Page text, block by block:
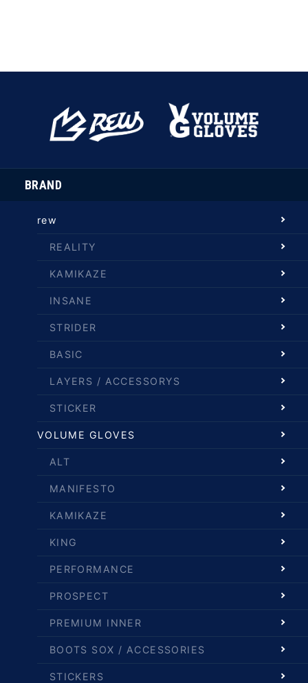
BRAND
rew
REALITY
KAMIKAZE
INSANE
STRIDER
BASIC
LAYERS / ACCESSORYS
STICKER
VOLUME GLOVES
ALT
MANIFESTO
KAMIKAZE
KING
PERFORMANCE
PROSPECT
PREMIUM INNER
BOOTS SOX / ACCESSORIES
STICKERS